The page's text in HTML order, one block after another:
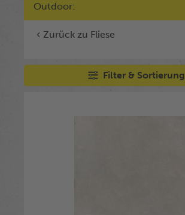
Outdoor:
Zurück zu Fliese
Filter & Sortierung